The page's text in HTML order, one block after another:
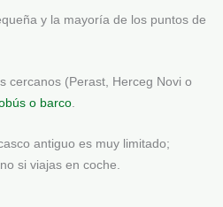
y la mayoría de los puntos de
cercanos (Perast, Herceg Novi o
o barco.
antiguo es muy limitado;
si viajas en coche.